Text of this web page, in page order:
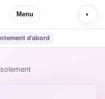
Menu ◐
d’abord